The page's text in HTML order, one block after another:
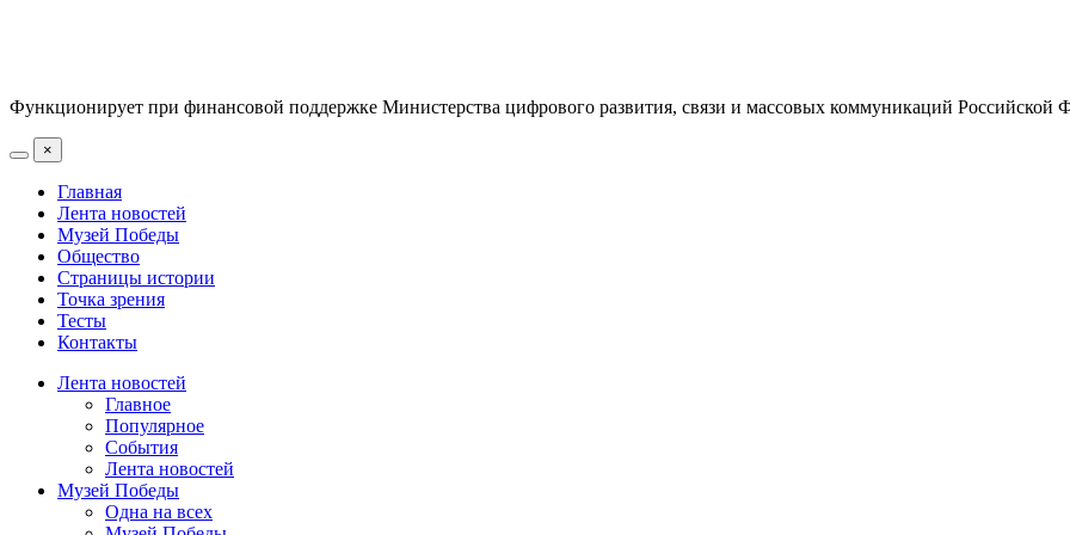
Функционирует при финансовой поддержке Министерства цифрового развития, связи и массовых коммуникаций Российской
×
Главная
Лента новостей
Музей Победы
Общество
Страницы истории
Точка зрения
Тесты
Контакты
Лента новостей
Главное
Популярное
События
Лента новостей
Музей Победы
Одна на всех